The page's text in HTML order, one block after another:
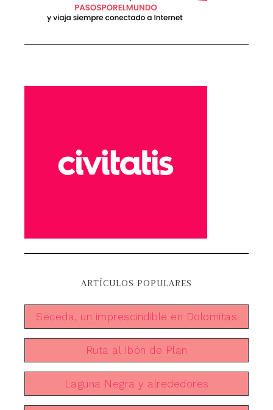
ARTÍCULOS POPULARES
Seceda, un imprescindible en Dolomitas
Ruta al Ibón de Plan
Laguna Negra y alrededores